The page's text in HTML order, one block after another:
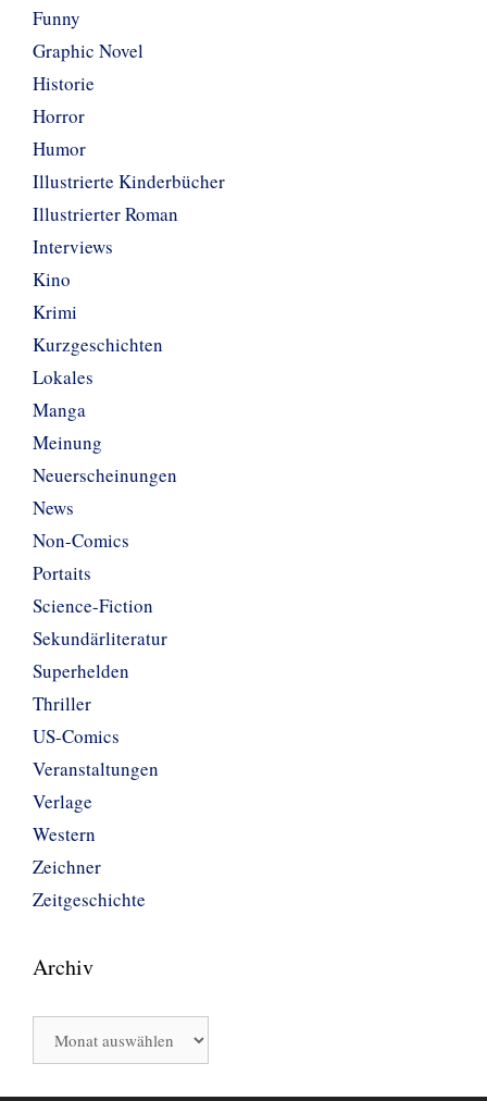
Funny
Graphic Novel
Historie
Horror
Humor
Illustrierte Kinderbücher
Illustrierter Roman
Interviews
Kino
Krimi
Kurzgeschichten
Lokales
Manga
Meinung
Neuerscheinungen
News
Non-Comics
Portaits
Science-Fiction
Sekundärliteratur
Superhelden
Thriller
US-Comics
Veranstaltungen
Verlage
Western
Zeichner
Zeitgeschichte
Archiv